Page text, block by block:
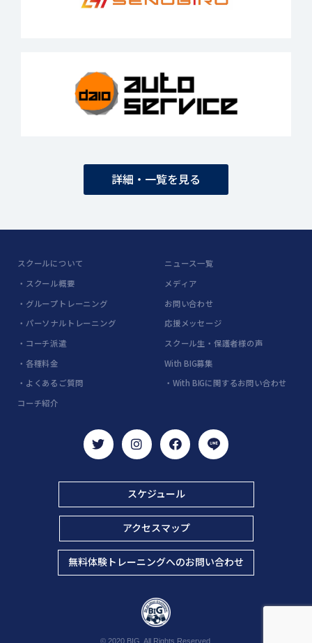
詳細・一覧を見る
スクールについて
・スクール概要
・グループトレーニング
・パーソナルトレーニング
・コーチ派遣
・各種料金
・よくあるご質問
コーチ紹介
ニュース一覧
メディア
お問い合わせ
応援メッセージ
スクール生・保護者様の声
With BIG募集
・With BIGに関するお問い合わせ
スケジュール
アクセスマップ
無料体験トレーニングへのお問い合わせ
© 2020 BIG. All Rights Reserved.